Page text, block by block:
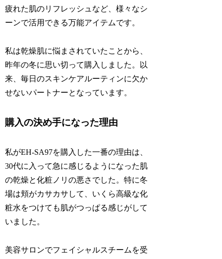
疲れた肌のリフレッシュなど、様々なシ
ーンで活用できる万能アイテムです。
私は乾燥肌に悩まされていたことから、
昨年の冬に思い切って購入しました。以
来、毎日のスキンケアルーティンに欠か
せないパートナーとなっています。
購入の決め手になった理由
私がEH-SA97を購入した一番の理由は、
30代に入って急に感じるようになった肌
の乾燥と化粧ノリの悪さでした。特に冬
場は頬がカサカサして、いくら高級な化
粧水をつけても肌がつっぱる感じがして
いました。
美容サロンでフェイシャルスチームを受